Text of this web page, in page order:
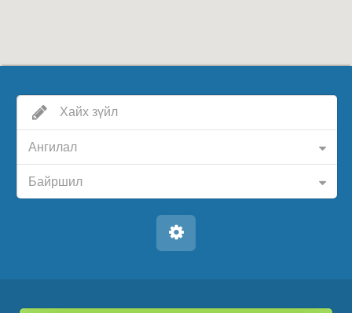
Ангилал
Байршил